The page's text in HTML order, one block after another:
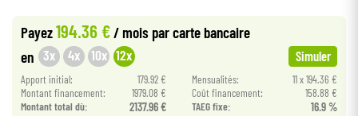
HiFi
Bundle
Sehen Sie sich unsere Marken an
Payez194.36 €/ mois par carte bancaire
en 3x 4x 10x 12x Simuler
Apport initial: 179.92 € Mensualités:
11 x 194.36 €
Montant financement:
1979.08 € Coût financement:
158.88 €
Montant total dù:
2137.96 € TAEG fixe: 16.9 %